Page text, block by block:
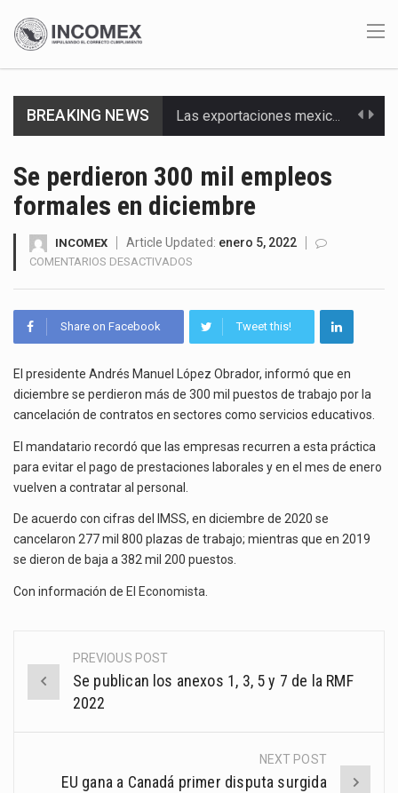
BREAKING NEWS
Las exportaciones mexicanas de vehículos ligeros disminuyeron 9.67 % en julio a tasa anual, alcanzando…
En el primer semestre de 2026, el Servicio de Administración Tributaria (SAT) cobró un total…
La Coalition for a Prosperous America (CPA) solicitó al gobierno de Estados Unidos mantener e…
La industria automotriz mexicana concentra más de la mitad de las quejas bajo el Mecanismo…
La inversión fija bruta en México registró un aumento de 1.1% interanual en mayo de…
El gobierno de Estados Unidos anunciará un arancel del 15 % sobre los productos fabricados…
El Departamento de Agricultura de Estados Unidos (USDA) suspendió el 5 de agosto de 2026…
Se perdieron 300 mil empleos
formales en diciembre
INCOMEX Article Updated: enero 5, 2022
COMENTARIOS DESACTIVADOS
MIL
FORMALES
EN
DICIEMBRE
Share on Facebook Tweet this!
El presidente Andrés Manuel López Obrador, informó que en
diciembre se perdieron más de 300 mil puestos de trabajo por la
cancelación de contratos en sectores como servicios educativos.
El mandatario recordó que las empresas recurren a esta práctica
para evitar el pago de prestaciones laborales y en el mes de enero
vuelven a contratar al personal.
De acuerdo con cifras del IMSS, en diciembre de 2020 se
cancelaron 277 mil 800 plazas de trabajo; mientras que en 2019
se dieron de baja a 382 mil 200 puestos.
Con información de El Economista
Post
navigation
PREVIOUS POST
Se publican los anexos 1, 3, 5 y 7 de la RMF
2022
NEXT POST
EU gana a Canadá primer disputa surgida